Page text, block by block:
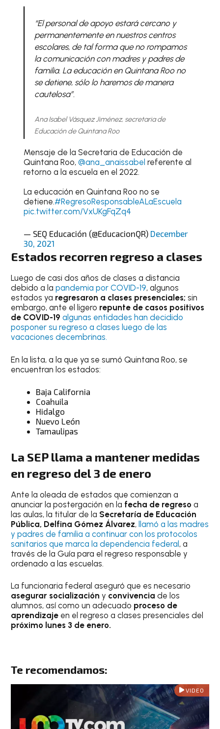
“El personal de apoyo estará cercano y
permanentemente en nuestros centros
escolares, de tal forma que no rompamos
la comunicación con madres y padres de
familia. La educación en Quintana Roo no
se detiene, sólo lo haremos de manera
cautelosa”.
Ana Isabel Vásquez Jiménez, secretaria de
Educación de Quintana Roo
Mensaje de la Secretaria de Educación de
Quintana Roo, @ana_anaissabel referente al
retorno a la escuela en el 2022.
La educación en Quintana Roo no se
detiene.#RegresoResponsableALaEscuela
pic.twitter.com/VxUKgFqZq4
— SEQ Educación (@EducacionQR) December
30, 2021
Estados recorren regreso a clases
Luego de casi dos años de clases a distancia
debido a la pandemia por COVID-19, algunos
estados ya regresaron a clases presenciales;sin
embargo, ante el ligero repunte de casos positivos
de COVID-19 algunas entidades han decidido
posponer su regreso a clases luego de las
vacaciones decembrinas.
En la lista, a la que ya se sumó Quintana Roo, se
encuentran los estados:
Baja California
Coahuila
Hidalgo
Nuevo León
Tamaulipas
La SEP llama a mantener medidas
en regreso del 3 de enero
Ante la oleada de estados que comienzan a
anunciar la postergación en la fecha de regresoa
las aulas, la titular de la Secretaría de Educación
Pública, Delfina Gómez Álvarez,llamó a las madres
y padres de familia a continuar con los protocolos
sanitarios que marca la dependencia federal, a
través de la Guía para el regreso responsable y
ordenado a las escuelas.
La funcionaria federal aseguró que es necesario
asegurar socializacióny convivenciade los
alumnos, así como un adecuado proceso de
aprendizaje en el regreso a clases presenciales del
próximo lunes 3 de enero.
Te recomendamos:
VIDEO